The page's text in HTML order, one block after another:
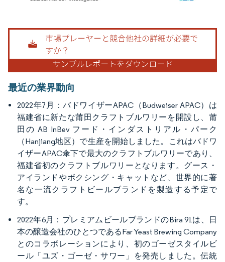
画像 © Mordor Intelligence。再利用にはCC BY 4.0の表示が必要です。
最近の業界動向
2022年7月：バドワイザーAPAC（Budweiser APAC）は
福建省に新たな莆田クラフトブルワリーを開設し、莆
田の AB InBev フード・インダストリアル・パーク
（Hanjiang地区）で生産を開始しました。これはバドワ
イザーAPAC傘下で最大のクラフトブルワリーであり、
福建省初のクラフトブルワリーとなります。グース・
アイランドやボクシング・キャットなど、世界的に著
名な一流クラフトビールブランドを製造する予定で
す。
2022年6月：プレミアムビールブランドのBira 91は、日
本の醸造会社のひとつであるFar Yeast Brewing Company
とのコラボレーションにより、初のゴーゼスタイルビ
ール「ユズ・ゴーゼ・サワー」を発売しました。伝統